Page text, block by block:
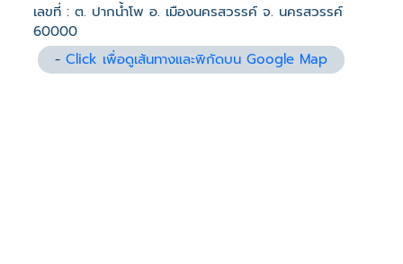
เลขที่ : ต. ปากน้ำโพ อ. เมืองนครสวรรค์ จ. นครสวรรค์
60000
-Click เพื่อดูเส้นทางและพิกัดบน Google Map